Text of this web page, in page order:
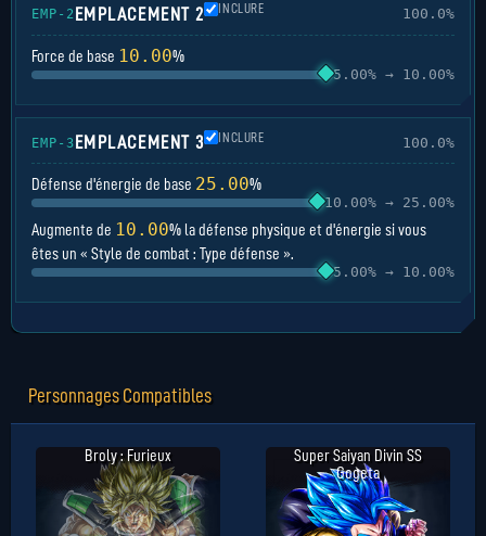
EMP-2EMPLACEMENT 2 INCLURE 100.0%
Force de base 10.00%
5.00% → 10.00%
EMP-3EMPLACEMENT 3 INCLURE 100.0%
Défense d'énergie de base 25.00%
10.00% → 25.00%
Augmente de 10.00% la défense physique et d'énergie si vous
êtes un « Style de combat : Type défense ».
5.00% → 10.00%
Personnages Compatibles
Broly : Furieux
Super Saiyan Divin SS
Gogeta